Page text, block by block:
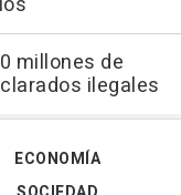
millones de
ilegales
ECONOMÍA